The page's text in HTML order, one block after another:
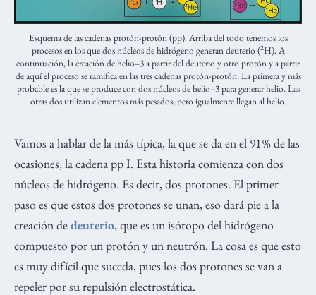
Esquema de las cadenas protón-protón (pp). Arriba del todo tenemos los
procesos en los que dos núcleos de hidrógeno generan deuterio (2H). A
continuación, la creación de helio–3 a partir del deuterio y otro protón y a partir
de aquí el proceso se ramifica en las tres cadenas protón-protón. La primera y más
probable es la que se produce con dos núcleos de helio–3 para generar helio. Las
otras dos utilizan elementos más pesados, pero igualmente llegan al helio.
Vamos a hablar de la más típica, la que se da en el 91 % de las
ocasiones, la cadena pp I. Esta historia comienza con dos
núcleos de hidrógeno. Es decir, dos protones. El primer
paso es que estos dos protones se unan, eso dará pie a la
creación dedeuterio, que es un isótopo del hidrógeno
compuesto por un protón y un neutrón. La cosa es que esto
es muy difícil que suceda, pues los dos protones se van a
repeler por su repulsión electrostática.